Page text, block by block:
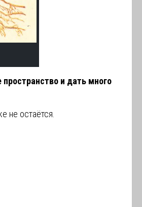
и дать много
не остаётся.